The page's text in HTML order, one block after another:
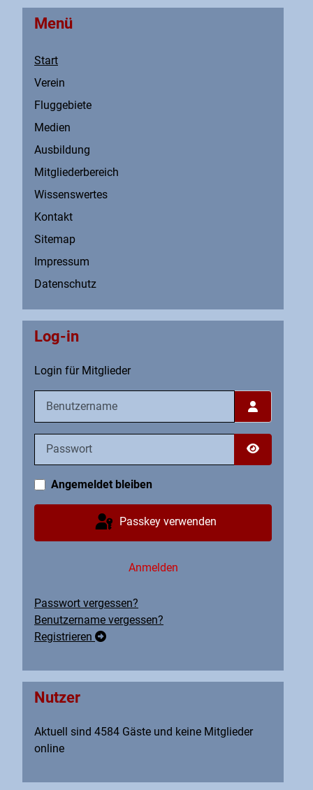
Menü
Start
Verein
Fluggebiete
Medien
Ausbildung
Mitgliederbereich
Wissenswertes
Kontakt
Sitemap
Impressum
Datenschutz
Log-in
Login für Mitglieder
Passwort
Angemeldet bleiben
Passkey verwenden
Anmelden
Passwort vergessen?
Benutzername vergessen?
Registrieren
Nutzer
Aktuell sind 4584 Gäste und keine Mitglieder
online